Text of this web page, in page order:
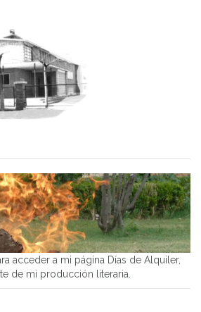
acceder a mi página Días de Alquiler,
de mi producción literaria.